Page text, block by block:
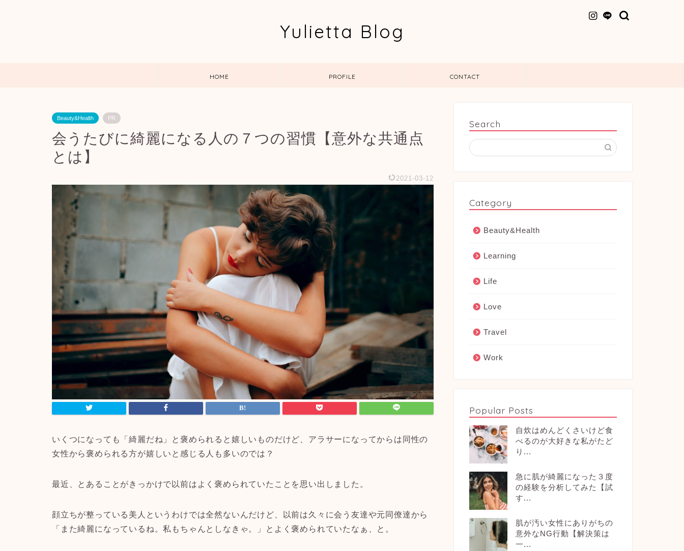
Yulietta Blog
HOME PROFILE CONTACT
Beauty&Health PR
会うたびに綺麗になる人の７つの習慣【意外な共通点
とは】
2021-03-12
いくつになっても「綺麗だね」と褒められると嬉しいものだけど、アラサーになってからは同性の
女性から褒められる方が嬉しいと感じる人も多いのでは？
最近、とあることがきっかけで以前はよく褒められていたことを思い出しました。
顔立ちが整っている美人というわけでは全然ないんだけど、以前は久々に会う友達や元同僚達から
「また綺麗になっているね。私もちゃんとしなきゃ。」とよく褒められていたなぁ、と。
Search
Category
Beauty&Health
Learning
Life
Love
Travel
Work
Popular Posts
自炊はめんどくさいけど食
べるのが大好きな私がたど
り...
急に肌が綺麗になった３度
の経験を分析してみた【試
す...
肌が汚い女性にありがちの
意外なNG行動【解決策は
一...